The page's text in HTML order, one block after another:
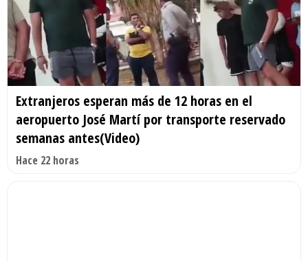
Extranjeros esperan más de 12 horas en el
aeropuerto José Martí por transporte reservado
semanas antes(Video)
Hace 22 horas